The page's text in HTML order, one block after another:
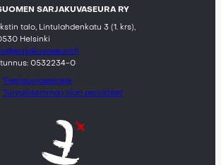
SARJAKUVASEURA RY
talo, Lintulahdenkatu 3 (1. krs),
Helsinki
0532234-0
Tietosuojaseloste
Turvallisemman tilan periatteet